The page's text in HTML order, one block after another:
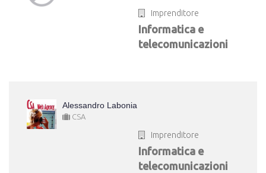
Imprenditore
Informatica e
telecomunicazioni
Alessandro Labonia
CSA
Imprenditore
Informatica e
telecomunicazioni